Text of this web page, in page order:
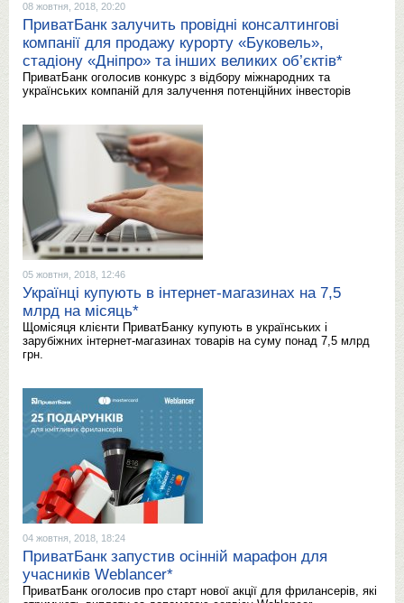
08 жовтня, 2018, 20:20
ПриватБанк залучить провідні консалтингові
компанії для продажу курорту «Буковель»,
стадіону «Дніпро» та інших великих об’єктів*
ПриватБанк оголосив конкурс з відбору міжнародних та
українських компаній для залучення потенційних інвесторів
05 жовтня, 2018, 12:46
Українці купують в інтернет-магазинах на 7,5
млрд на місяць*
Щомісяця клієнти ПриватБанку купують в українських і
зарубіжних інтернет-магазинах товарів на суму понад 7,5 млрд
грн.
04 жовтня, 2018, 18:24
ПриватБанк запустив осінній марафон для
учасників Weblancer*
ПриватБанк оголосив про старт нової акції для фрилансерів, які